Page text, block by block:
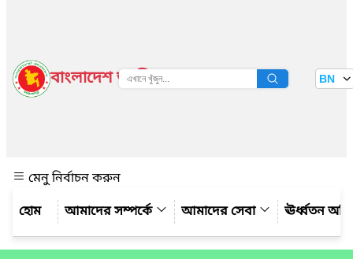
বাংলাদেশ জাতীয় তথ্য বাতায়ন BN
মেনু নির্বাচন করুন
আমাদের সম্পর্কে
আমাদের সেবা ঊর্ধ্বতন